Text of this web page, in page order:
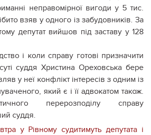
неправомірної вигоди у 5 тис.
взяв у одного із забудовників. За
депутат вийшов під заставу у 128
і коли справу готові призначити
суддя ХристинаОреховська бере
у неї конфлікт інтересів з одним із
який є і її адвокатом також.
перерозподілу справу
суддя.
у Рівному судитимуть депутата і